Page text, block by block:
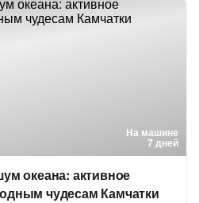
На машине
7 дней
океана: активное
чудесам Камчатки